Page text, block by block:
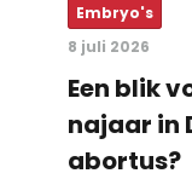
Embryo's
8 juli 2026
Een blik
najaar in
abortus?